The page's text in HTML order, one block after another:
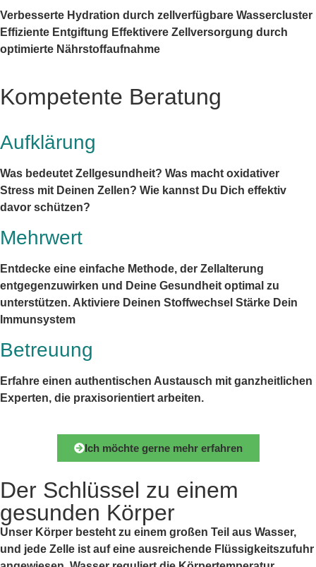
Verbesserte Hydration durch zellverfügbare Wassercluster
Effiziente Entgiftung Effektivere Zellversorgung durch
optimierte Nährstoffaufnahme
Kompetente Beratung
Aufklärung
Was bedeutet Zellgesundheit? Was macht oxidativer
Stress mit Deinen Zellen? Wie kannst Du Dich effektiv
davor schützen?
Mehrwert
Entdecke eine einfache Methode, der Zellalterung
entgegenzuwirken und Deine Gesundheit optimal zu
unterstützen. Aktiviere Deinen Stoffwechsel Stärke Dein
Immunsystem
Betreuung
Erfahre einen authentischen Austausch mit ganzheitlichen
Experten, die praxisorientiert arbeiten.
Ich möchte gerne mehr erfahren
Der Schlüssel zu einem
gesunden Körper
Unser Körper besteht zu einem großen Teil aus Wasser,
und jede Zelle ist auf eine ausreichende Flüssigkeitszufuhr